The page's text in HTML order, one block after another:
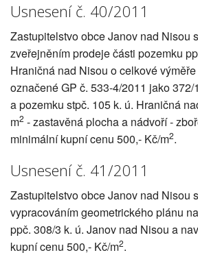
Usnesení č. 40/2011
Zastupitelstvo obce Janov nad Nisou
zveřejněním prodeje části pozemku
Hraničná nad Nisou o celkové
označené GP č. 533-4/2011 jako
a pozemku stpč. 105 k. ú. Hraničná
m2 - zastavěná plocha a nádvoří -
minimální kupní cenu 500,- Kč/m2.
Usnesení č. 41/2011
Zastupitelstvo obce Janov nad Nisou
vypracováním geometrického plánu
ppč. 308/3 k. ú. Janov nad Nisou a
kupní cenu 500,- Kč/m2.